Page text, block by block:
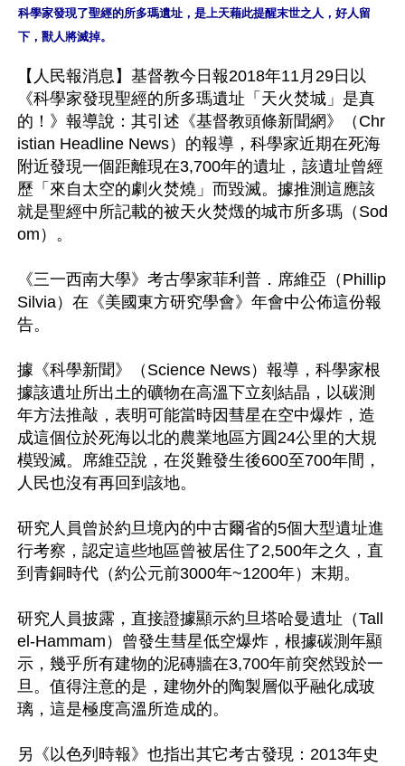
科學家發現了聖經的所多瑪遺址，是上天藉此提醒末世之人，好人留
下，獸人將滅掉。
【人民報消息】基督教今日報2018年11月29日以
《科學家發現聖經的所多瑪遺址「天火焚城」是真
的！》報導說：其引述《基督教頭條新聞網》（Chr
istian Headline News）的報導，科學家近期在死海
附近發現一個距離現在3,700年的遺址，該遺址曾經
歷「來自太空的劇火焚燒」而毀滅。據推測這應該
就是聖經中所記載的被天火焚燬的城市所多瑪（Sod
om）。
《三一西南大學》考古學家菲利普．席維亞（Phillip
Silvia）在《美國東方研究學會》年會中公佈這份報
告。
據《科學新聞》（Science News）報導，科學家根
據該遺址所出土的礦物在高溫下立刻結晶，以碳測
年方法推敲，表明可能當時因彗星在空中爆炸，造
成這個位於死海以北的農業地區方圓24公里的大規
模毀滅。席維亞說，在災難發生後600至700年間，
人民也沒有再回到該地。
研究人員曾於約旦境內的中古爾省的5個大型遺址進
行考察，認定這些地區曾被居住了2,500年之久，直
到青銅時代（約公元前3000年~1200年）末期。
研究人員披露，直接證據顯示約旦塔哈曼遺址（Tall
el-Hammam）曾發生彗星低空爆炸，根據碳測年顯
示，幾乎所有建物的泥磚牆在3,700年前突然毀於一
旦。值得注意的是，建物外的陶製層似乎融化成玻
璃，這是極度高溫所造成的。
另《以色列時報》也指出其它考古發現：2013年史